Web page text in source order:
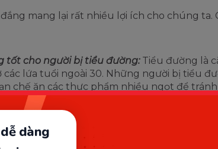
dàng
mang lại rất nhiều lợi ích cho chúng ta.
tốt cho người bị tiểu đường: Tiểu đường là
các lứa tuổi ngoài 30. Những người bị tiểu
chế ăn các thực phẩm nhiều ngọt để
máu. Và tất nhiên, mướp đắng là giải
nào. Những người bị tiểu đường có thể uống
mỗi ngày để làm giảm lượng đường trong
tốt cho da: